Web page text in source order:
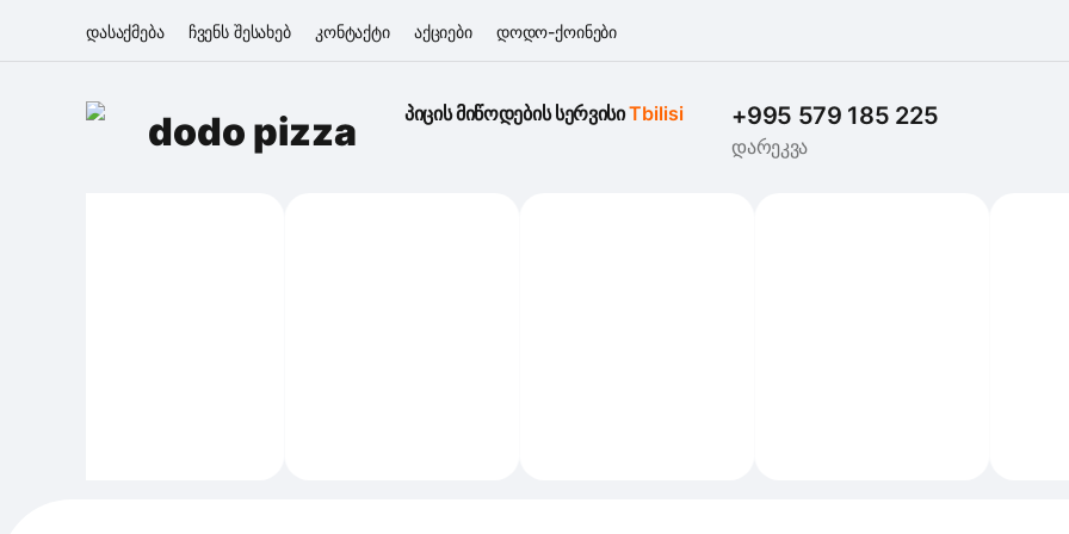
დასაქმება ჩვენს შესახებ კონტაქტი აქციები დოდო-ქოინები
dodo pizza პიცის მიწოდების სერვისი Tbilisi +995 579 185 225
დარეკვა